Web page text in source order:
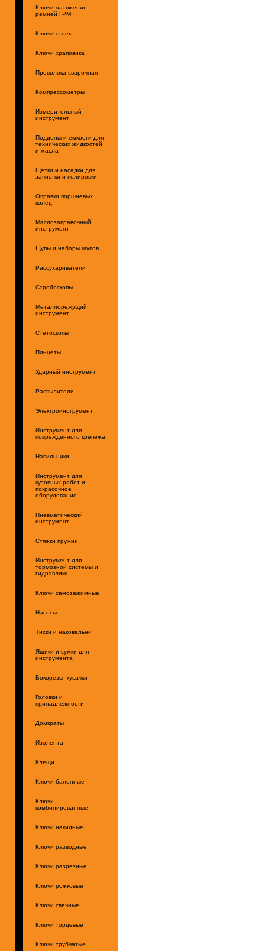
Ключи натяжения
ремней ГРМ
Ключи стоек
Ключи храповика
Проволока сварочная
Компрессометры
Измерительный
инструмент
Поддоны и емкости для
технических жидкостей
и масла
Щетки и насадки для
зачистки и полировки
Оправки поршневых
колец
Маслозаправочный
инструмент
Щупы и наборы щупов
Рассухариватели
Стробоскопы
Металлорежущий
инструмент
Стетоскопы
Пинцеты
Ударный инструмент
Распылители
Электроинструмент
Инструмент для
поврежденного крепежа
Напильники
Инструмент для
кузовных работ и
покрасочное
оборудование
Пневматический
инструмент
Стяжки пружин
Инструмент для
тормозной системы и
гидравлики
Ключи самозажимные
Насосы
Тиски и наковальни
Ящики и сумки для
инструмента
Бокорезы, кусачки
Головки и
принадлежности
Домкраты
Изолента
Клещи
Ключи балонные
Ключи
комбинированные
Ключи накидные
Ключи разводные
Ключи разрезные
Ключи рожковые
Ключи свечные
Ключи торцевые
Ключи трубчатые